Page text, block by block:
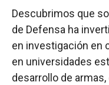
Descubrimos que
de Defensa ha
en investigación en
en universidades
desarrollo de